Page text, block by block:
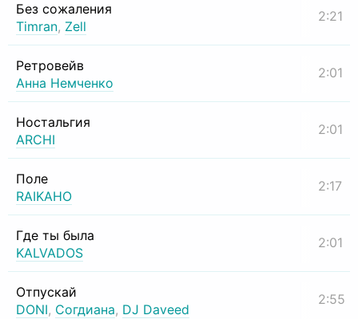
Без сожаления
Timran, Zell
2:21
Ретровейв
Анна Немченко
2:01
Ностальгия
ARCHI
2:01
Поле
RAIKAHO
2:17
Где ты была
KALVADOS
2:01
Отпускай
DONI, Согдиана, DJ Daveed
2:55